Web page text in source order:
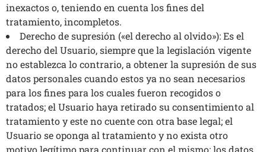
inexactos o, teniendo en cuenta los fines del
tratamiento, incompletos.
Derecho de supresión («el derecho al olvido»): Es el
derecho del Usuario, siempre que la legislación vigente
no establezca lo contrario, a obtener la supresión de sus
datos personales cuando estos ya no sean necesarios
para los fines para los cuales fueron recogidos o
tratados; el Usuario haya retirado su consentimiento al
tratamiento y este no cuente con otra base legal; el
Usuario se oponga al tratamiento y no exista otro
motivo legítimo para continuar con el mismo; los datos